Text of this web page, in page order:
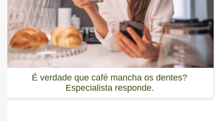
É verdade que café mancha os dentes?
Especialista responde.